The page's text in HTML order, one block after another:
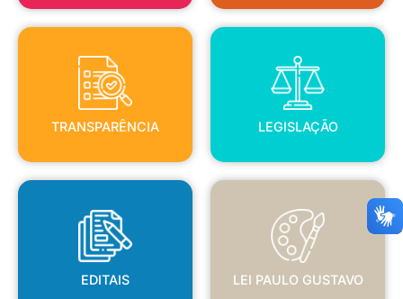
TRANSPARÊNCIA
TRANSPARÊNCIA
LEGISLAÇÃO
LEGISLAÇÃO
EDITAIS
EDITAIS
LEI PAULO GUSTAVO
LEI PAULO GUSTAVO